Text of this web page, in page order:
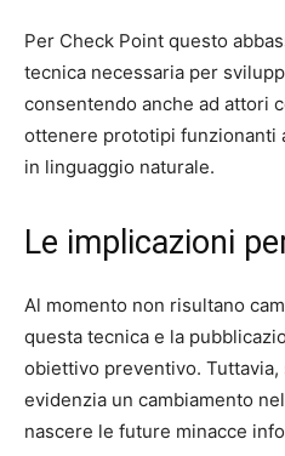
Per Check Point questo
tecnica necessaria per
consentendo anche ad attori
ottenere prototipi funzionanti
in linguaggio naturale.
Le implicazioni
Al momento non risultano
questa tecnica e la
obiettivo preventivo.
evidenzia un cambiamento
nascere le future minacce